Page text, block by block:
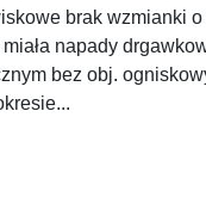
brak wzmianki o
napady
bez obj.